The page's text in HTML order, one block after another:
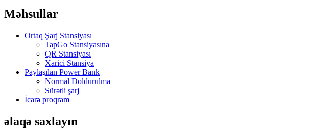
Məhsullar
Ortaq Şarj Stansiyası
TapGo Stansiyasına
QR Stansiyası
Xarici Stansiya
Paylaşılan Power Bank
Normal Doldurulma
Sürətli şarj
İcarə proqram
əlaqə saxlayın